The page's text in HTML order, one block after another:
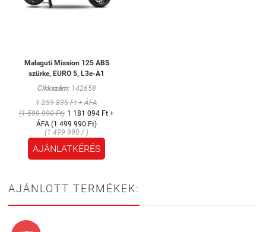
Malaguti Mission 125 ABS
szürke, EURO 5, L3e-A1
Cikkszám:142658
1 259 835 Ft + ÁFA
(1 599 990 Ft) 1 181 094 Ft +
ÁFA (1 499 990 Ft)
(1 499 990 / )
AJÁNLATKÉRÉS
AJÁNLOTT TERMÉKEK: